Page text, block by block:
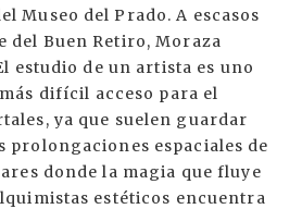
Museo del Prado. A escasos
del Buen Retiro, Moraza
estudio de un artista es uno
difícil acceso para el
ya que suelen guardar
prolongaciones espaciales de
donde la magia que fluye
estéticos encuentra